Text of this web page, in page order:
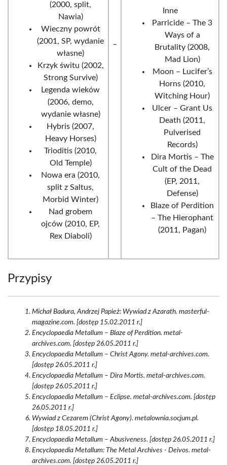
(2000, split,
Nawia)
Wieczny powrót
(2001, SP, wydanie
własne)
Krzyk świtu (2002,
Strong Survive)
Legenda wieków
(2006, demo,
wydanie własne)
Hybris (2007,
Heavy Horses)
Trioditis (2010,
Old Temple)
Nowa era (2010,
split z Saltus,
Morbid Winter)
Nad grobem
ojców (2010, EP,
Rex Diaboli)
Inne
Parricide – The 3
Ways of a
Brutality (2008,
Mad Lion)
Moon – Lucifer’s
Horns (2010,
Witching Hour)
Ulcer – Grant Us
Death (2011,
Pulverised
Records)
Dira Mortis – The
Cult of the Dead
(EP, 2011,
Defense)
Blaze of Perdition
– The Hierophant
(2011, Pagan)
Przypisy
Michał Badura, Andrzej Papież: Wywiad z Azarath. masterful-
magazine.com. [dostęp 15.02.2011 r.]
Encyclopaedia Metallum – Blaze of Perdition. metal-
archives.com. [dostęp 26.05.2011 r.]
Encyclopaedia Metallum – Christ Agony. metal-archives.com.
[dostęp 26.05.2011 r.]
Encyclopaedia Metallum – Dira Mortis. metal-archives.com.
[dostęp 26.05.2011 r.]
Encyclopaedia Metallum – Eclipse. metal-archives.com. [dostęp
26.05.2011 r.]
Wywiad z Cezarem (Christ Agony). metalownia.socjum.pl.
[dostęp 18.05.2011 r.]
Encyclopaedia Metallum – Abusiveness. [dostęp 26.05.2011 r.]
Encyclopaedia Metallum: The Metal Archives - Deivos. metal-
archives.com. [dostęp 26.05.2011 r.]